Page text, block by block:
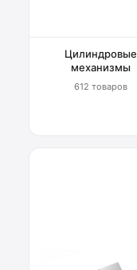
Цилиндровые
механизмы
612 товаров